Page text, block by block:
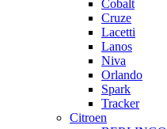
Cobalt
Cruze
Lacetti
Lanos
Niva
Orlando
Spark
Tracker
Citroen